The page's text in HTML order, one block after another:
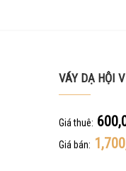
VÁY DẠ HỘI
Giá thuê:
Giá bán: